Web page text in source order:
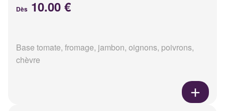
Dès 10.00 €
Base tomate, fromage, jambon, oignons, poivrons,
chèvre